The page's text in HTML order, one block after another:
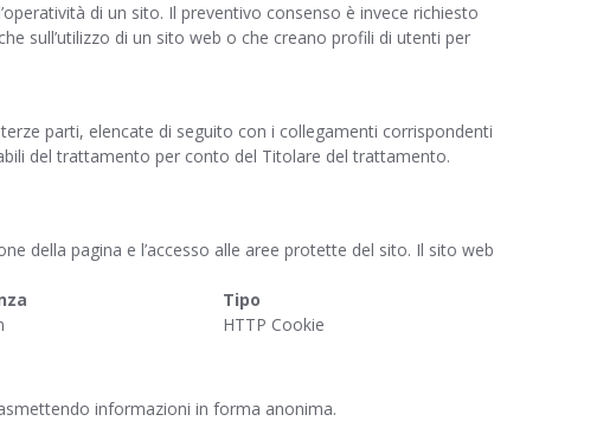
di un sito. Il preventivo consenso è invece richiesto
sull’utilizzo di un sito web o che creano profili di utenti per
parti, elencate di seguito con i collegamenti corrispondenti
del trattamento per conto del Titolare del trattamento.
della pagina e l’accesso alle aree protette del sito. Il sito web
Tipo
HTTP Cookie
informazioni in forma anonima.